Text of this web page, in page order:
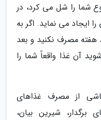
شما را شل می کرد، در
ایجاد می نماید. اگر به
مصرف نکنید و بعد
آن غذا واقعاً شما را
از مصرف غذاهای
شیرین بیان،